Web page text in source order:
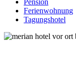
Pension
Ferienwohnung
Tagungshotel